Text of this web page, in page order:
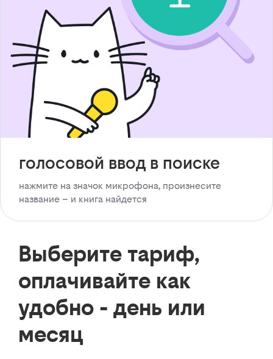
голосовой ввод в поиске
нажмите на значок микрофона, произнесите
название – и книга найдется
Выберите тариф,
оплачивайте как
удобно - день или
месяц